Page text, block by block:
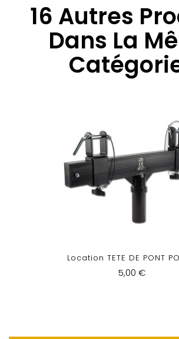
16 Autres
Dans La
Location TETE DE PONT
5,00 €